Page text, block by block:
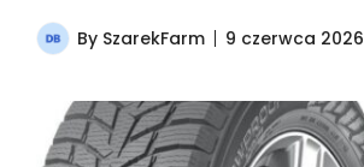
By SzarekFarm 9 czerwca 2026